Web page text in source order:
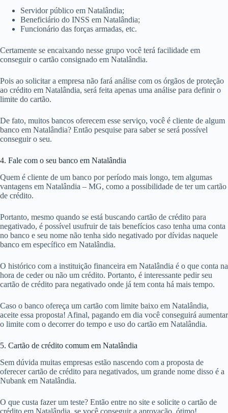
Servidor público em Natalândia;
Beneficiário do INSS em Natalândia;
Funcionário das forças armadas, etc.
Certamente se encaixando nesse grupo você terá facilidade em
conseguir o cartão consignado em Natalândia.
Pois ao solicitar a empresa não fará análise com os órgãos de proteção
ao crédito em Natalândia, será feita apenas uma análise para definir o
limite do cartão.
De fato, muitos bancos oferecem esse serviço, você é cliente de algum
banco em Natalândia? Então pesquise para saber se será possível
conseguir o seu.
4. Fale com o seu banco em Natalândia
Quem é cliente de um banco por período mais longo, tem algumas
vantagens em Natalândia – MG, como a possibilidade de ter um cartão
de crédito.
Portanto, mesmo quando se está buscando cartão de crédito para
negativado, é possível usufruir de tais benefícios caso tenha uma conta
no banco e seu nome não tenha sido negativado por dívidas naquele
banco em específico em Natalândia.
O histórico com a instituição financeira em Natalândia é o que conta na
hora de ceder ou não um crédito. Portanto, é interessante pedir seu
cartão de crédito para negativado onde já tem conta há mais tempo.
Caso o banco ofereça um cartão com limite baixo em Natalândia,
aceite essa proposta! Afinal, pagando em dia você conseguirá aumentar
o limite com o decorrer do tempo e uso do cartão em Natalândia.
5. Cartão de crédito comum em Natalândia
Sem dúvida muitas empresas estão nascendo com a proposta de
oferecer cartão de crédito para negativados, um grande nome disso é a
Nubank em Natalândia.
O que custa fazer um teste? Então entre no site e solicite o cartão de
crédito em Natalândia, se você conseguir a aprovação, ótimo!